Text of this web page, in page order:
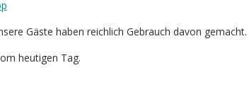
Gäste haben reichlich Gebrauch davon gemacht.
heutigen Tag.